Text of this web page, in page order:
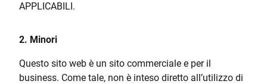
APPLICABILI.
2. Minori
Questo sito web è un sito commerciale e per il
business. Come tale, non è inteso diretto all’utilizzo di